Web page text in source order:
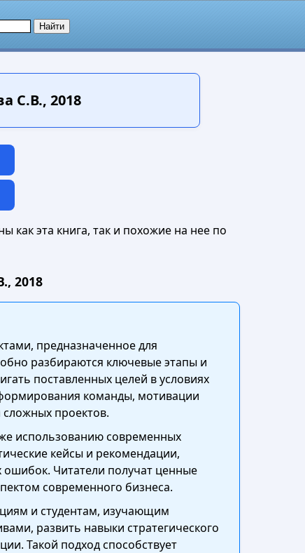
С.В., 2018
как эта книга, так и похожие на нее по
2018
предназначенное для
разбираются ключевые этапы и
поставленных целей в условиях
команды, мотивации
проектов.
использованию современных
кейсы и рекомендации,
ошибок. Читатели получат ценные
современного бизнеса.
и студентам, изучающим
развить навыки стратегического
Такой подход способствует